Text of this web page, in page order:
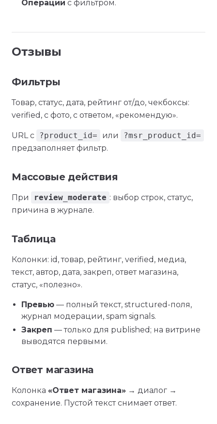
Операции с фильтром.
Отзывы
Фильтры
Товар, статус, дата, рейтинг от/до, чекбоксы:
verified, с фото, с ответом, «рекомендую».
URL с ?product_id= или
?msr_product_id=
предзаполняет фильтр.
Массовые действия
При review_moderate : выбор строк, статус,
причина в журнале.
Таблица
Колонки: id, товар, рейтинг, verified, медиа,
текст, автор, дата, закреп, ответ магазина,
статус, «полезно».
Превью — полный текст, structured-поля,
журнал модерации, spam signals.
Закреп — только для published; на витрине
выводятся первыми.
Ответ магазина
Колонка «Ответ магазина» → диалог →
сохранение. Пустой текст снимает ответ.